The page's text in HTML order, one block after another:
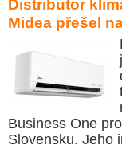
Distributor
Midea přešel
Business One
Slovensku. Jeho